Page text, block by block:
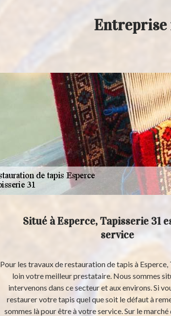
Entreprise
Situé à Esperce, Tapisserie 31
service
Pour les travaux de restauration de tapis à Esperce,
loin votre meilleur prestataire. Nous sommes
intervenons dans ce secteur et aux environs. Si
restaurer votre tapis quel que soit le défaut à
sommes là pour être à votre service. Sur le marché